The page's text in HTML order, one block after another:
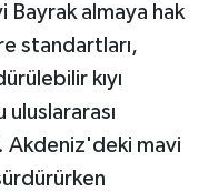
almaya hak
standartları,
kıyı
Akdeniz'deki mavi